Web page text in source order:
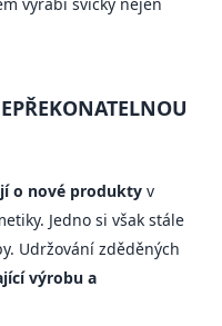
o nové produkty v
Jedno si však stále
Udržování zděděných
výrobu a